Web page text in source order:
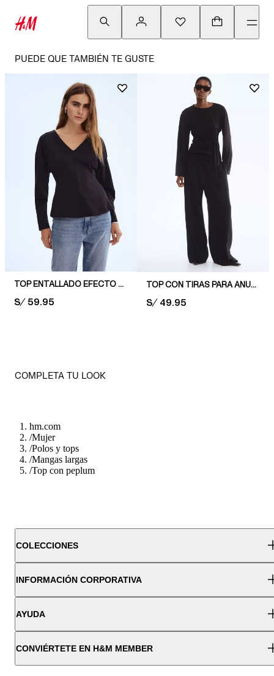
PUEDE QUE TAMBIÉN TE GUSTE
TOP ENTALLADO EFECTO NEOPRENO
PRICE:
S/ 59.95
TOP CON TIRAS PARA ANUDAR
PRICE:
S/ 49.95
COMPLETA TU LOOK
hm.com
/Mujer
/Polos y tops
/Mangas largas
/Top con peplum
COLECCIONES
INFORMACIÓN CORPORATIVA
AYUDA
CONVIÉRTETE EN H&M MEMBER